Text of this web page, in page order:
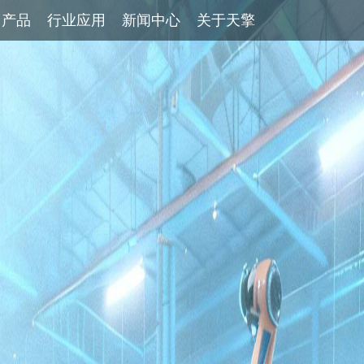
产品 行业应用 新闻中心 关于天擎